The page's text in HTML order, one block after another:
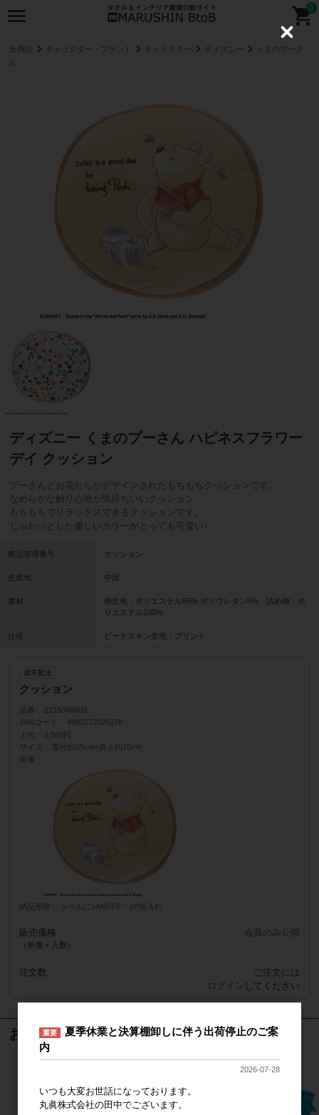
0
全商品 キャラクター・ブランド キャラクター ディズニー
くまのプーさ
ん
ディズニー くまのプーさん ハピネスフラワー
デイ クッション
プーさんとお花たちがデザインされたもちもちクッションです。
なめらかな触り心地が気持ちいいクッション
もちもちでリラックスできるクッションです。
じゅわっとした優しいカラーがとっても可愛い♪
商品管理番号 クッション
生産地 中国
素材
側生地：ポリエステル95% ポリウレタン5% 詰め物：ポ
リエステル100%
仕様 ピーチスキン生地・プリント
通常配送
クッション
品番
2215049600
JANコード
4992272926170
上代
2,500円
サイズ
直径約35cm×高さ約10cm
画像
納品形態 ラベルにJAN印字・1P袋入れ
販売価格
（単価 × 入数）
会員のみ公開
注文数
ご注文には
ログイン してください
おすすめ商品
重要
夏季休業と決算棚卸しに伴う出荷停止のご案
内
2026-07-28
いつも大変お世話になっております。
丸眞株式会社の田中でございます。
C
l